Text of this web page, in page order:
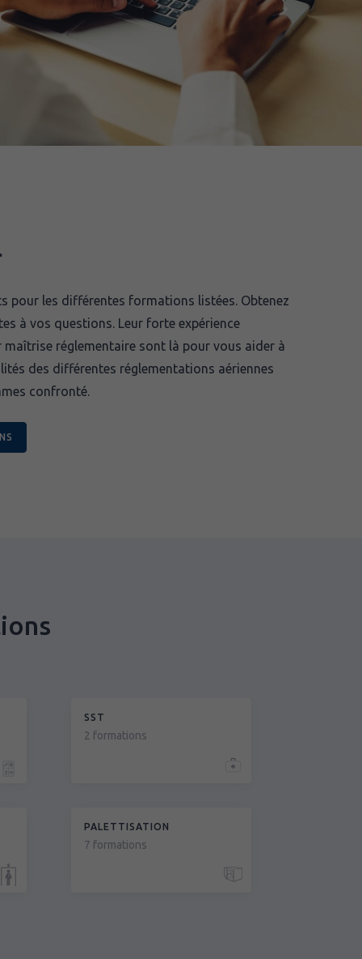
pour les différentes formations listées. Obtenez
à vos questions. Leur forte expérience
réglementaire sont là pour vous aider à
des différentes réglementations aériennes
confronté.
SST
2 formations
PALETTISATION
7 formations